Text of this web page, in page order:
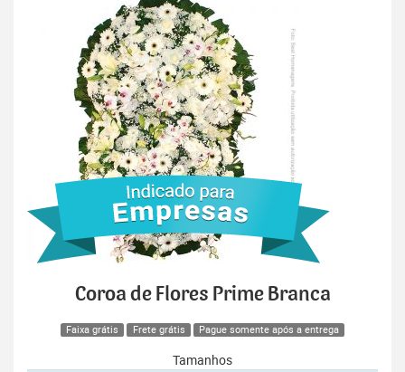
Coroa de Flores Prime Branca
Faixa grátis Frete grátis Pague somente após a entrega
Tamanhos